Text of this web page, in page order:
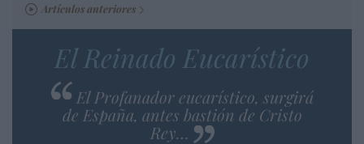
Artículos anteriores
El Reinado Eucarístico
El Profanador eucarístico, surgirá
de España, antes bastión de Cristo
Rey…